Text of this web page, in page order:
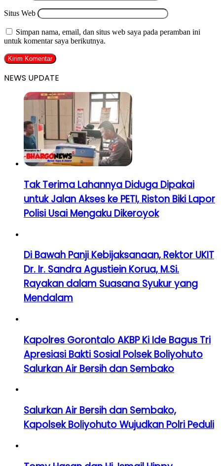
Situs Web
Simpan nama, email, dan situs web saya pada peramban ini
untuk komentar saya berikutnya.
NEWS UPDATE
Tak Terima Lahannya Diduga Dipakai
untuk Jalan Akses ke PETI, Riston Biki Lapor
Polisi Usai Mengaku Dikeroyok
Di Bawah Panji Kebijaksanaan, Rektor UKIT
Dr. Ir. Sandra Agustiein Korua, M.Si.
Rayakan dalam Suasana Syukur yang
Mendalam
Kapolres Gorontalo AKBP Ki Ide Bagus Tri
Apresiasi Bakti Sosial Polsek Boliyohuto
Salurkan Air Bersih dan Sembako
Salurkan Air Bersih dan Sembako,
Kapolsek Boliyohuto Wujudkan Polri Peduli